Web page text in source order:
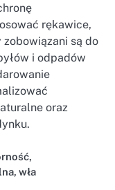
rękawice,
są do
i odpadów
oraz
,
, wła